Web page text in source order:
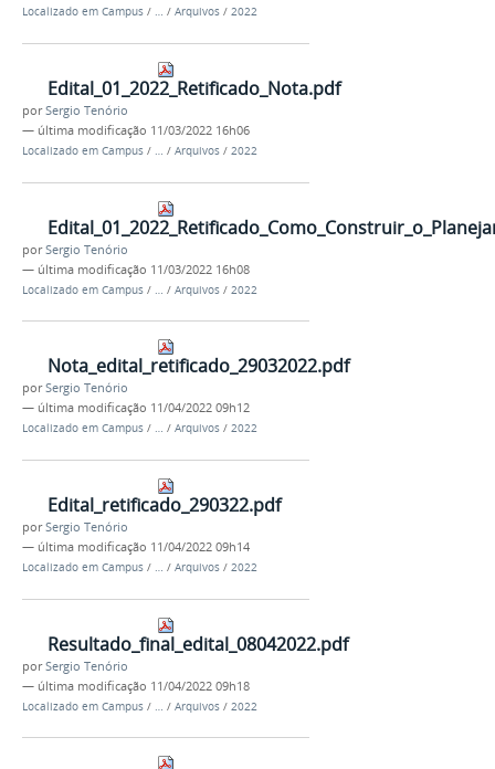
Localizado em Campus / … / Arquivos / 2022
Edital_01_2022_Retificado_Nota.pdf
porSergio Tenório
— última modificação 11/03/2022 16h06
Localizado em Campus / … / Arquivos / 2022
porSergio Tenório
— última modificação 11/03/2022 16h08
Localizado em Campus / / Arquivos / 2022
Nota_edital_retificado_29032022.pdf
porSergio Tenório
— última modificação 11/04/2022 09h12
Localizado em Campus / … / Arquivos / 2022
Edital_retificado_290322.pdf
porSergio Tenório
— última modificação 11/04/2022 09h14
Localizado em Campus / … / Arquivos / 2022
Resultado_final_edital_08042022.pdf
porSergio Tenório
— última modificação 11/04/2022 09h18
Localizado em Campus / … / Arquivos / 2022